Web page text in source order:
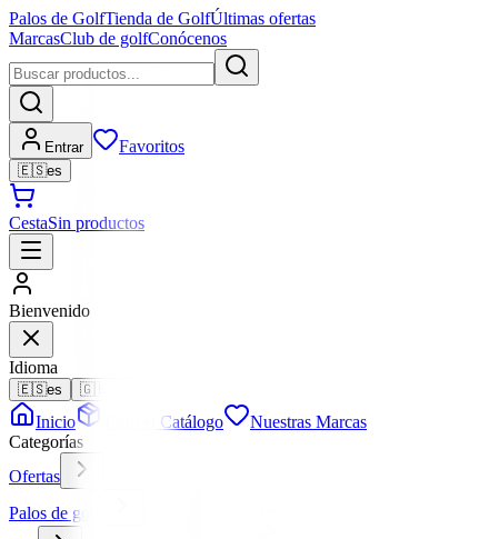
Palos de GolfTienda de GolfÚltimas ofertas
MarcasClub de golfConócenos
Entrar Favoritos
🇪🇸es
CestaSin productos
Bienvenido
Idioma
🇪🇸es 🇬🇧
Inicio Todo el Catálogo
Nuestras Marcas
Categorías
Ofertas
Palos de golf